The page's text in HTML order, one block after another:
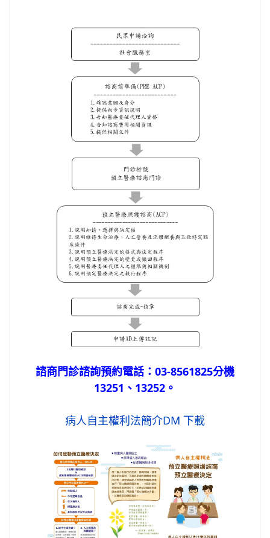
諮商門診諮詢預約電話：03-8561825分機
13251、13252。
病人自主權利法簡介DM 下載